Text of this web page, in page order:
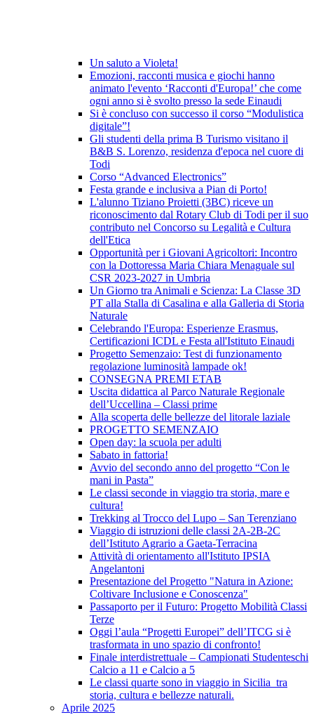
Un saluto a Violeta!
Emozioni, racconti musica e giochi hanno
animato l'evento ‘Racconti d'Europa!’ che come
ogni anno si è svolto presso la sede Einaudi
Si è concluso con successo il corso “Modulistica
digitale”!
Gli studenti della prima B Turismo visitano il
B&B S. Lorenzo, residenza d'epoca nel cuore di
Todi
Corso “Advanced Electronics”
Festa grande e inclusiva a Pian di Porto!
L'alunno Tiziano Proietti (3BC) riceve un
riconoscimento dal Rotary Club di Todi per il suo
contributo nel Concorso su Legalità e Cultura
dell'Etica
Opportunità per i Giovani Agricoltori: Incontro
con la Dottoressa Maria Chiara Menaguale sul
CSR 2023-2027 in Umbria
Un Giorno tra Animali e Scienza: La Classe 3D
PT alla Stalla di Casalina e alla Galleria di Storia
Naturale
Celebrando l'Europa: Esperienze Erasmus,
Certificazioni ICDL e Festa all'Istituto Einaudi
Progetto Semenzaio: Test di funzionamento
regolazione luminosità lampade ok!
CONSEGNA PREMI ETAB
Uscita didattica al Parco Naturale Regionale
dell’Uccellina – Classi prime
Alla scoperta delle bellezze del litorale laziale
PROGETTO SEMENZAIO
Open day: la scuola per adulti
Sabato in fattoria!
Avvio del secondo anno del progetto “Con le
mani in Pasta”
Le classi seconde in viaggio tra storia, mare e
cultura!
Trekking al Trocco del Lupo – San Terenziano
Viaggio di istruzioni delle classi 2A-2B-2C
dell’Istituto Agrario a Gaeta-Terracina
Attività di orientamento all'Istituto IPSIA
Angelantoni
Presentazione del Progetto "Natura in Azione:
Coltivare Inclusione e Conoscenza"
Passaporto per il Futuro: Progetto Mobilità Classi
Terze
Oggi l’aula “Progetti Europei” dell’ITCG si è
trasformata in uno spazio di confronto!
Finale interdistrettuale – Campionati Studenteschi
Calcio a 11 e Calcio a 5
Le classi quarte sono in viaggio in Sicilia tra
storia, cultura e bellezze naturali.
Aprile 2025